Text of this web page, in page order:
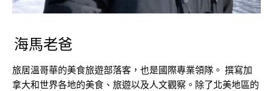
海馬老爸
旅居溫哥華的美食旅遊部落客，也是國際專業領隊。 撰寫加
拿大和世界各地的美食、旅遊以及人文觀察。除了北美地區的